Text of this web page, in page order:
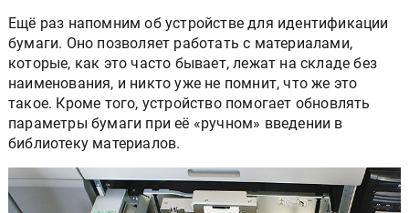
Ещё раз напомним об устройстве для идентификации
бумаги. Оно позволяет работать с материалами,
которые, как это часто бывает, лежат на складе без
наименования, и никто уже не помнит, что же это
такое. Кроме того, устройство помогает обновлять
параметры бумаги при её «ручном» введении в
библиотеку материалов.